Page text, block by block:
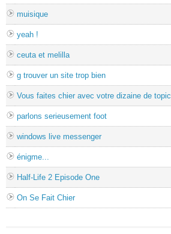
muisique
yeah !
ceuta et melilla
g trouver un site trop bien
Vous faites chier avec votre dizaine de topic
parlons serieusement foot
windows live messenger
énigme...
Half-Life 2 Episode One
On Se Fait Chier